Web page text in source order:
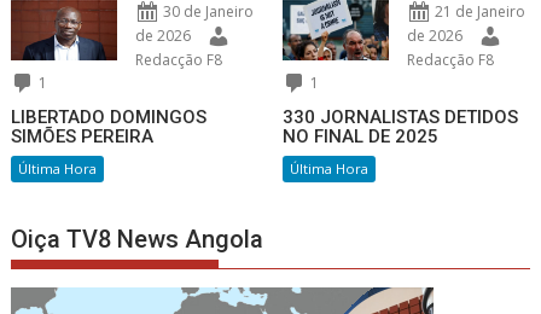
30 de Janeiro
de 2026
Redacção F8
1
LIBERTADO DOMINGOS
SIMÕES PEREIRA
Última Hora
21 de Janeiro
de 2026
Redacção F8
1
330 JORNALISTAS DETIDOS
NO FINAL DE 2025
Última Hora
Oiça TV8 News Angola